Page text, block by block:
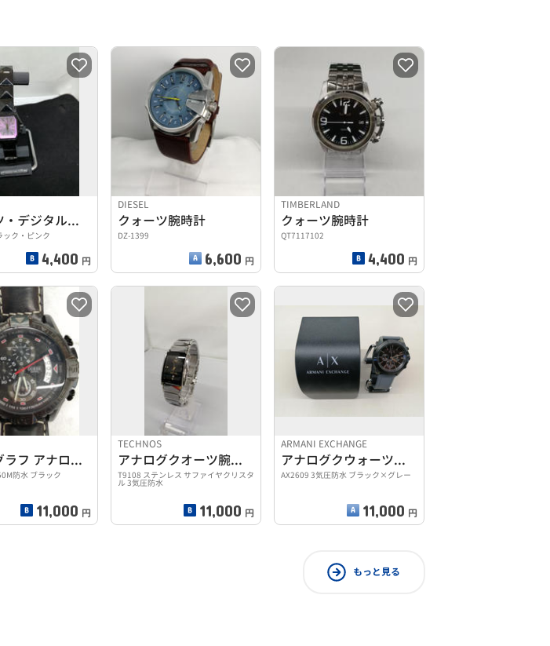
クオーツ・デジタル腕時計
ック・ピンク
4,400 円
DIESEL
クォーツ腕時計
DZ-1399
6,600 円
TIMBERLAND
クォーツ腕時計
QT7117102
4,400 円
クロノグラフ アナログクウォーツ腕時計
防水 ブラック
11,000 円
TECHNOS
アナログクオーツ腕時計
T9108 ステンレス サファイヤクリスタ
ル 3気圧防水
11,000 円
ARMANI EXCHANGE
アナログクウォーツクロノグラフ腕時計
AX2609 3気圧防水 ブラック×グレー
11,000 円
もっと見る